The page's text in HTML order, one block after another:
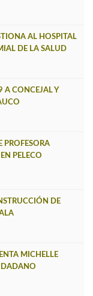
AL HOSPITAL
DE LA SALUD
A CONCEJAL Y
PROFESORA
PELECO
DE
MICHELLE